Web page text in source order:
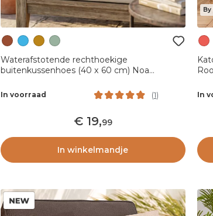
Waterafstotende rechthoekige
buitenkussenhoes (40 x 60 cm) Noa
In voorraad (1)
19,99
In winkelmandje
By
In